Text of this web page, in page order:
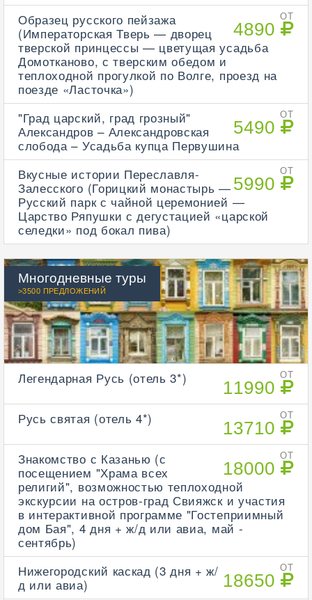
ОТ
4890
Образец русского пейзажа
(Императорская Тверь — дворец
тверской принцессы — цветущая усадьба
Домотканово, с тверским обедом и
теплоходной прогулкой по Волге, проезд на
поезде «Ласточка»)
ОТ
5490
"Град царский, град грозный"
Александров – Александровская
слобода – Усадьба купца Первушина
ОТ
5990
Вкусные истории Переславля-
Залесского (Горицкий монастырь —
Русский парк с чайной церемонией —
Царство Ряпушки с дегустацией «царской
селедки» под бокал пива)
Многодневные туры
>3500 ПРЕДЛОЖЕНИЙ
ОТ
11990
Легендарная Русь (отель 3*)
ОТ
13710
Русь святая (отель 4*)
ОТ
18000
Знакомство с Казанью (с
посещением "Храма всех
религий", возможностью теплоходной
экскурсии на остров-град Свияжск и участия
в интерактивной программе "Гостеприимный
дом Бая", 4 дня + ж/д или авиа, май -
сентябрь)
ОТ
18650
Нижегородский каскад (3 дня + ж/
д или авиа)